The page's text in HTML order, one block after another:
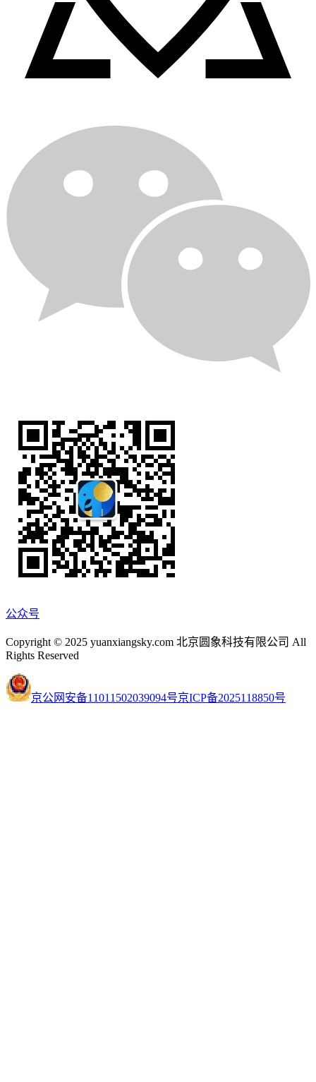
公众号
Copyright © 2025 yuanxiangsky.com 北京圆象科技有限公司 All
Rights Reserved
京公网安备11011502039094号京ICP备2025118850号